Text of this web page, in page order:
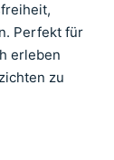
Perfekt für
erleben
zu